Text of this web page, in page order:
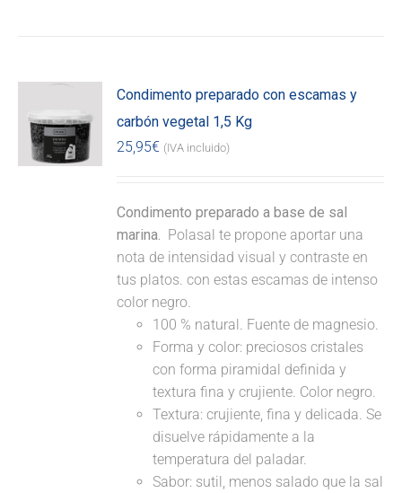
Condimento preparado con escamas y
carbón vegetal 1,5 Kg
25,95€ (IVA incluido)
Condimento preparado a base de sal
marina. Polasal te propone aportar una
nota de intensidad visual y contraste en
tus platos. con estas escamas de intenso
color negro.
100 % natural. Fuente de magnesio.
Forma y color: preciosos cristales
con forma piramidal definida y
textura fina y crujiente. Color negro.
Textura: crujiente, fina y delicada. Se
disuelve rápidamente a la
temperatura del paladar.
Sabor: sutil, menos salado que la sal